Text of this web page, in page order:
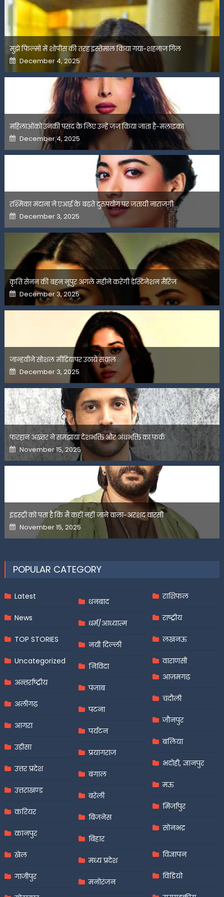
मुझे फिल्मों में शोपीस की तरह इस्तेमाल किया गया-शहनाज गिल
Posted
on
December 4, 2025
महिलाओंको उनकी पसंद के लिए उन्हें जज किया जाता है-मलाइका
Posted
on
December 4, 2025
रश्मिका मंदाना ने एआई के बढ़ते दुरुपयोग पर जतायी नाराजगी
Posted
on
December 3, 2025
कृति सेनन की बहन नूपुर अगले महीने करेंगी डेस्टिनेशन मैरिज
Posted
on
December 3, 2025
जान्हवीने सोशल मीडियापर उठाये सवाल
Posted
on
December 3, 2025
फरहान अख्तर ने समझाया देशभक्ति और अंधभक्ति का फर्क
Posted
on
November 15, 2025
इंडस्ट्री को पता है कि मैं कहीं नहीं जाने वाला-अरशद वारसी
Posted
on
November 15, 2025
POPULAR CATEGORY
Latest
News
TOP STORIES
Uncategorized
अन्तर्राष्ट्रीय
अलीगढ़
आगरा
उड़ीसा
उत्तर प्रदेश
उत्तराखण्ड
करियर
कानपुर
खेल
गाजीपुर
धनबाद
धर्म/आध्यात्म
नयी दिल्ली
निविदा
पंजाब
पटना
पर्यटन
प्रयागराज
बंगाल
बरेली
बिजनेस
बिहार
मध्य प्रदेश
मनोरंजन
राशिफल
राष्ट्रीय
लखनऊ
वाराणसी
आज़मगढ़
चंदौली
जौनपुर
बलिया
भदोही, ज्ञानपुर
मऊ
मिर्जापुर
सोनभद्र
विज्ञापन
विडियो